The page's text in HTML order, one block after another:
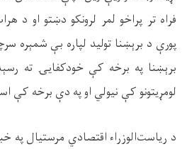
فراه تر پراخو لمر لرونکو دښتو او د
پورې د برېښنا تولید لپاره بې شمېره
برېښنا په برخه کې خودکفایۍ ته
لومړیتونو کې نیولي او په دې برخه
د ریاست‌الوزراء اقتصادي مرستیال په